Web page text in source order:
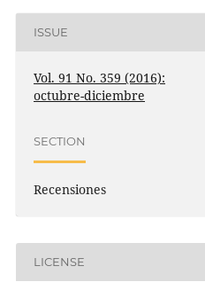
ISSUE
Vol. 91 No. 359 (2016):
octubre-diciembre
SECTION
Recensiones
LICENSE